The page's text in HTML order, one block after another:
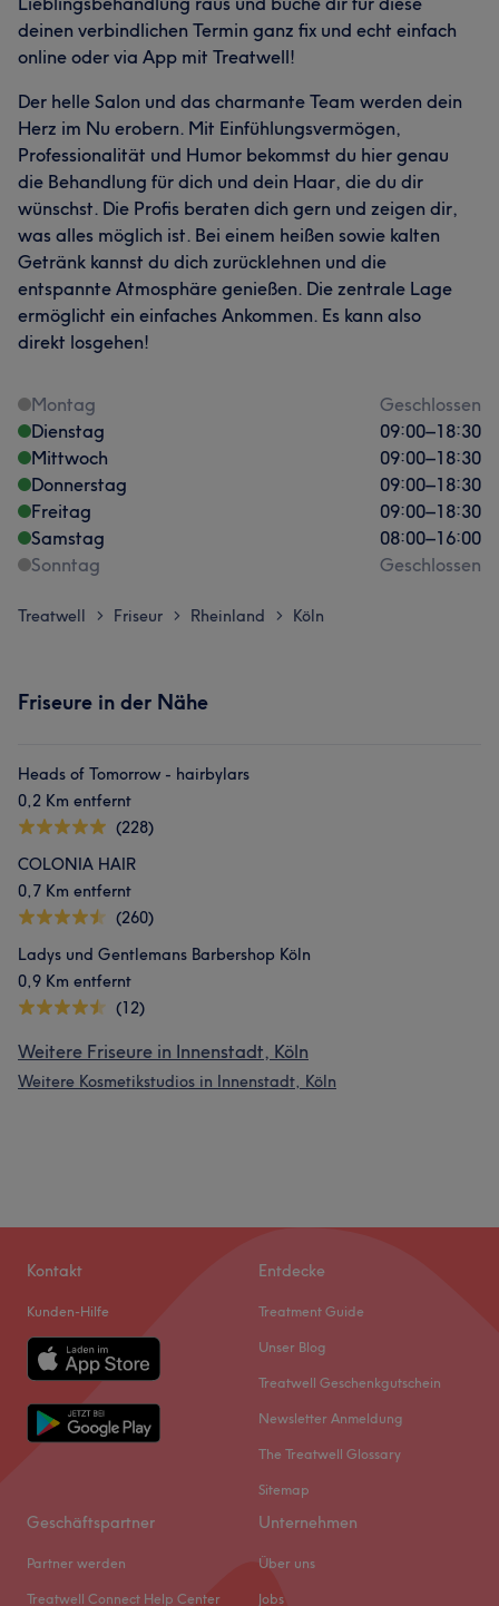
deinen verbindlichen Termin ganz fix und echt einfach
online oder via App mit Treatwell!
Der helle Salon und das charmante Team werden dein
Herz im Nu erobern. Mit Einfühlungsvermögen,
Professionalität und Humor bekommst du hier genau
die Behandlung für dich und dein Haar, die du dir
wünschst. Die Profis beraten dich gern und zeigen dir,
was alles möglich ist. Bei einem heißen sowie kalten
Getränk kannst du dich zurücklehnen und die
entspannte Atmosphäre genießen. Die zentrale Lage
ermöglicht ein einfaches Ankommen. Es kann also
direkt losgehen!
Montag
Geschlossen
Dienstag
09:00–18:30
Mittwoch
09:00–18:30
Donnerstag
09:00–18:30
Freitag
09:00–18:30
Samstag
08:00–16:00
Sonntag
Geschlossen
Treatwell > Friseur > Rheinland > Köln
Friseure in der Nähe
Heads of Tomorrow - hairbylars
0,2 Km entfernt
(228)
COLONIA HAIR
0,7 Km entfernt
(260)
Ladys und Gentlemans Barbershop Köln
0,9 Km entfernt
(12)
Weitere Friseure in Innenstadt, Köln
Weitere Kosmetikstudios in Innenstadt, Köln
Kontakt
Kunden-Hilfe
Entdecke
Treatment Guide
Unser Blog
Treatwell Geschenkgutschein
Newsletter Anmeldung
The Treatwell Glossary
Sitemap
Geschäftspartner
Partner werden
Treatwell Connect Help Center
Unternehmen
Über uns
Jobs